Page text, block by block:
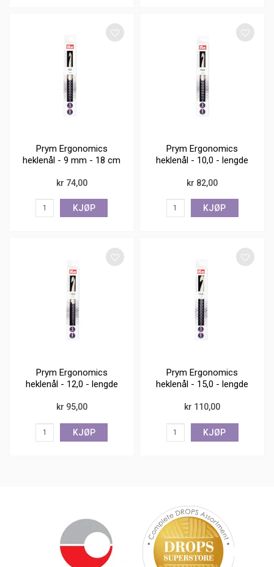
Prym Ergonomics
heklenål - 9 mm - 18 cm
kr 74,00
KJØP
Prym Ergonomics
heklenål - 10,0 - lengde
kr 82,00
KJØP
Prym Ergonomics
heklenål - 12,0 - lengde
kr 95,00
KJØP
Prym Ergonomics
heklenål - 15,0 - lengde
kr 110,00
KJØP